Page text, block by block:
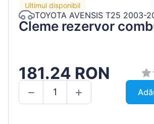
Ultimul disponibil
TOYOTA AVENSIS T25 2003-
Cleme rezervor
181.24 RON